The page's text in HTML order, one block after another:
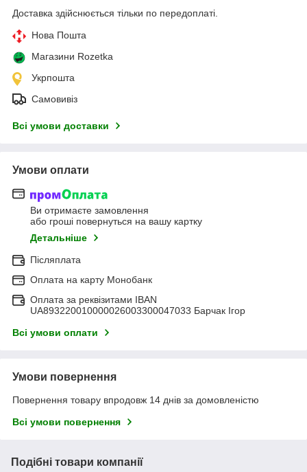
Доставка здійснюється тільки по передоплаті.
Нова Пошта
Магазини Rozetka
Укрпошта
Самовивіз
Всі умови доставки
Умови оплати
Ви отримаєте замовлення
або гроші повернуться на вашу картку
Детальніше
Післяплата
Оплата на карту Монобанк
Оплата за реквізитами IBAN
UA893220010000026003300047033 Барчак Ігор
Всі умови оплати
Умови повернення
Повернення товару впродовж 14 днів за домовленістю
Всі умови повернення
Подібні товари компанії